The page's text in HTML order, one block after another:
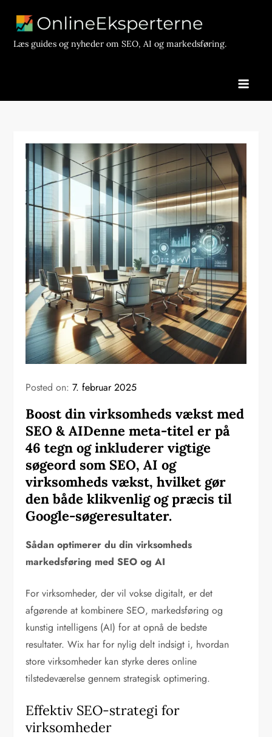
contentLæs guides og nyheder om SEO, AI og markedsføring.
Posted on:7. februar 2025
Boost din virksomheds vækst med
SEO & AIDenne meta-titel er på
46 tegn og inkluderer vigtige
søgeord som SEO, AI og
virksomheds vækst, hvilket gør
den både klikvenlig og præcis til
Google-søgeresultater.
Sådan optimerer du din virksomheds
markedsføring med SEO og AI
For virksomheder, der vil vokse digitalt, er det
afgørende at kombinere SEO, markedsføring og
kunstig intelligens (AI) for at opnå de bedste
resultater. Wix har for nylig delt indsigt i, hvordan
store virksomheder kan styrke deres online
tilstedeværelse gennem strategisk optimering.
Effektiv SEO-strategi for
virksomheder